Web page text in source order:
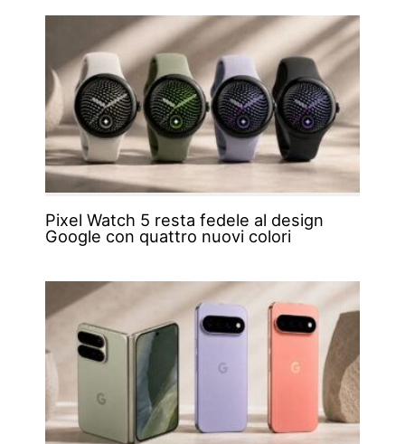
Pixel Watch 5 resta fedele al design
Google con quattro nuovi colori